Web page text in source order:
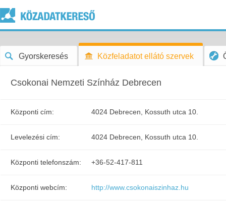
Gyorskeresés Közfeladatot ellátó szervek
Csokonai Nemzeti Színház Debrecen
Központi cím: 4024 Debrecen, Kossuth utca 10.
Levelezési cím: 4024 Debrecen, Kossuth utca 10.
Központi telefonszám: +36-52-417-811
Központi webcím: http://www.csokonaiszinhaz.hu